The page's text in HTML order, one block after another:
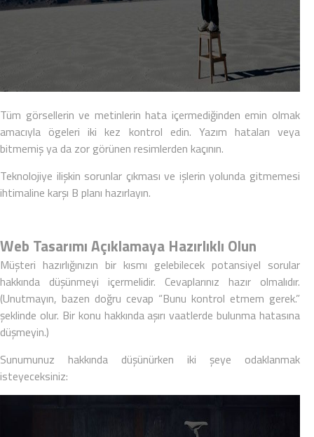
Tüm görsellerin ve metinlerin hata içermediğinden emin olmak
amacıyla ögeleri iki kez kontrol edin. Yazım hataları veya
bitmemiş ya da zor görünen resimlerden kaçının.
Teknolojiye ilişkin sorunlar çıkması ve işlerin yolunda gitmemesi
ihtimaline karşı B planı hazırlayın.
Web Tasarımı Açıklamaya Hazırlıklı Olun
Müşteri hazırlığınızın bir kısmı gelebilecek potansiyel sorular
hakkında düşünmeyi içermelidir. Cevaplarınız hazır olmalıdır.
(Unutmayın, bazen doğru cevap “Bunu kontrol etmem gerek.”
şeklinde olur. Bir konu hakkında aşırı vaatlerde bulunma hatasına
düşmeyin.)
Sunumunuz hakkında düşünürken iki şeye odaklanmak
isteyeceksiniz: